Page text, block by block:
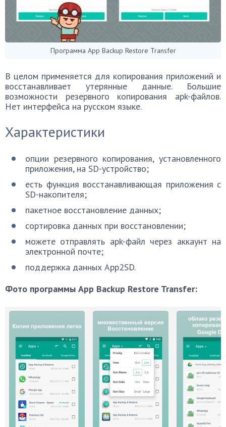
Программа App Backup Restore Transfer
В целом применяется для копирования приложений и
восстанавливает утерянные данные. Большие
возможности резервного копирования apk-файлов.
Нет интерфейса на русском языке.
Характеристики
опции резервного копирования, установленного
приложения, на SD-устройство;
есть функция восстанавливающая приложения с
SD-накопителя;
пакетное восстановление данных;
сортировка данных при восстановлении;
можете отправлять apk-файл через аккаунт на
электронной почте;
поддержка данных App2SD.
Фото программы App Backup Restore Transfer: